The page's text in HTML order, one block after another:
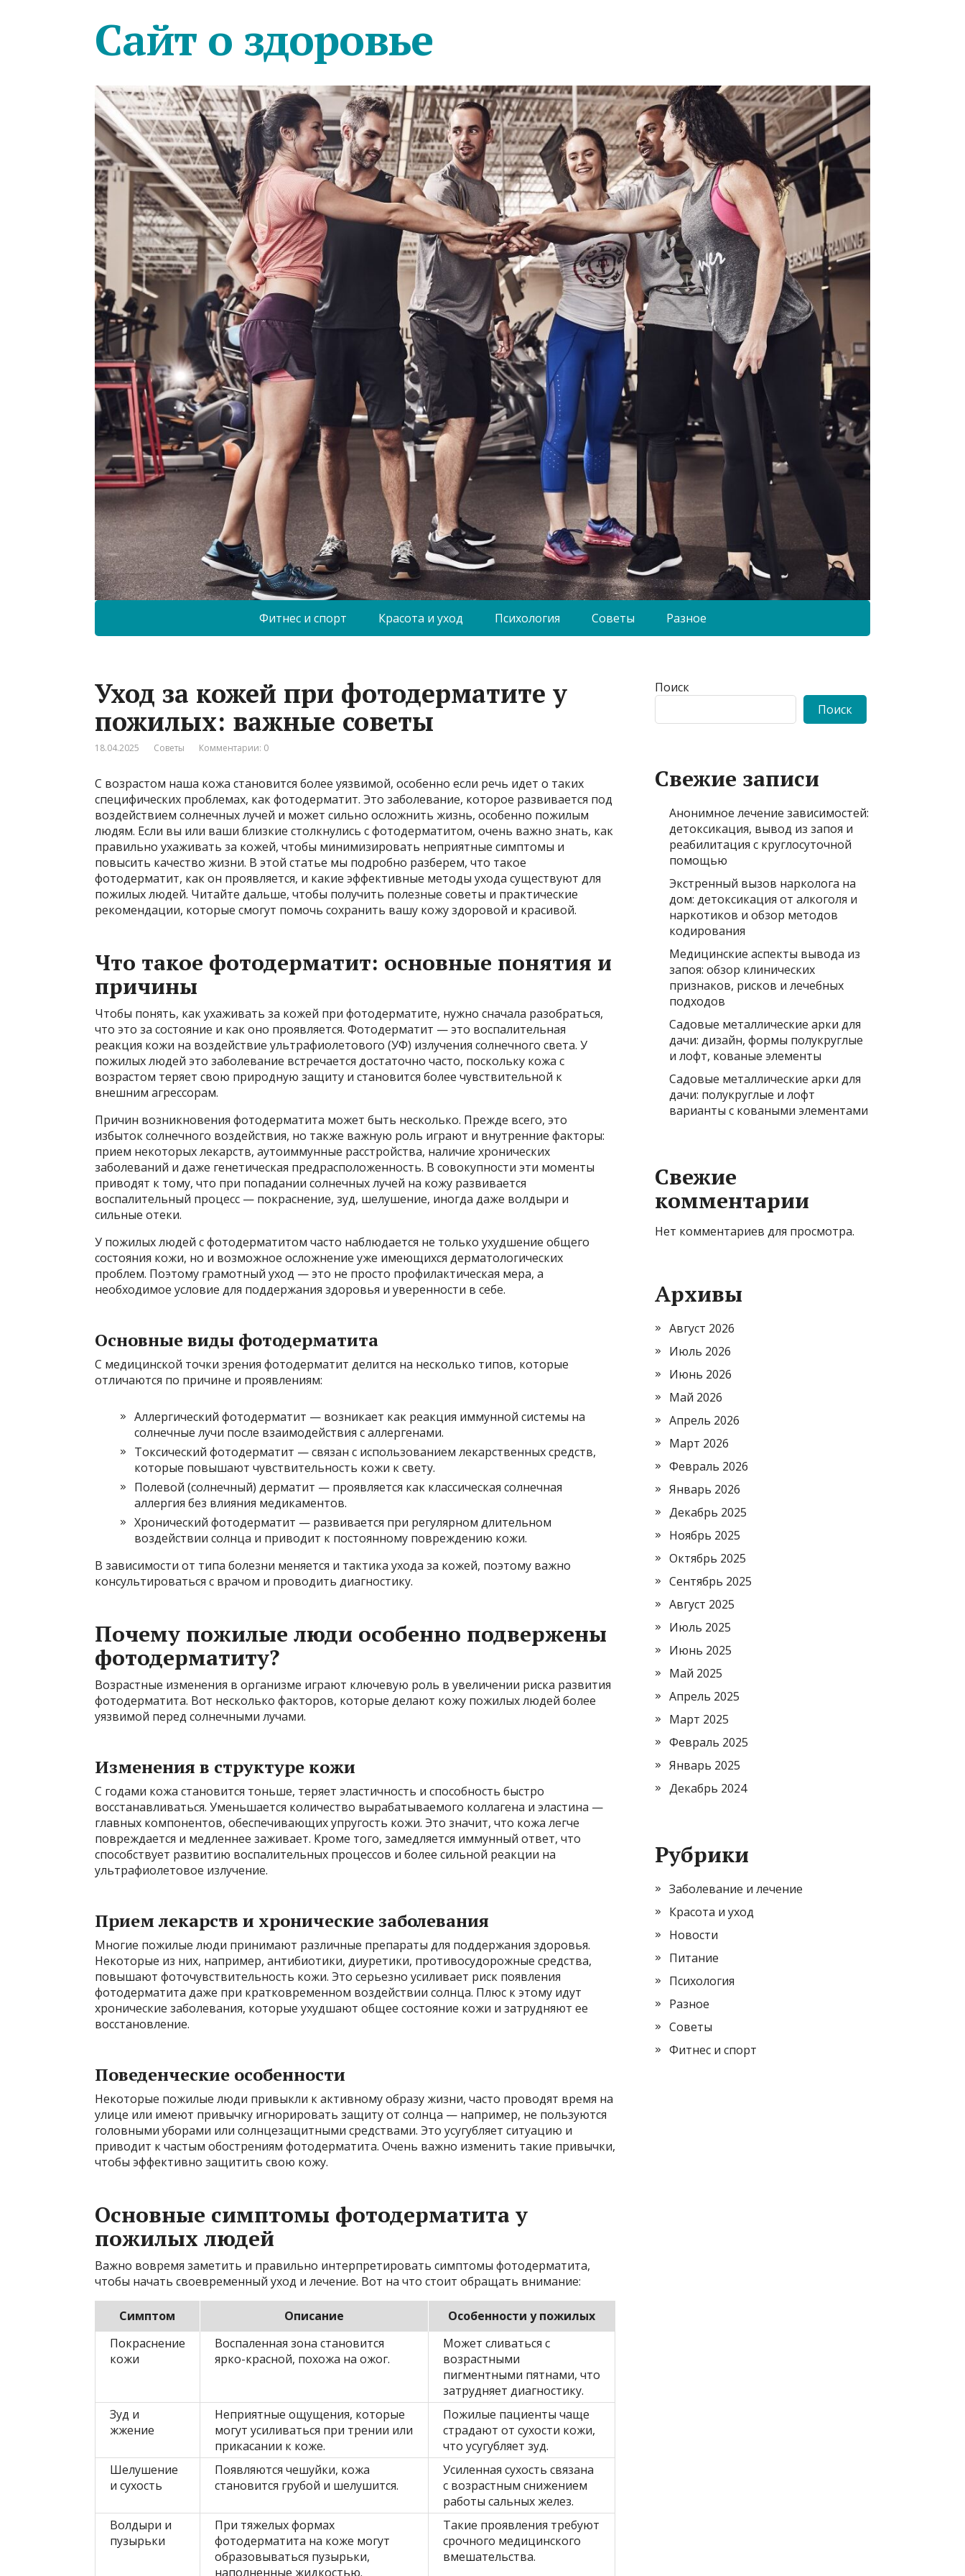
Сайт о здоровье
Фитнес и спорт Красота и уход Психология Советы Разное
Уход за кожей при фотодерматите у
пожилых: важные советы
18.04.2025 Советы Комментарии: 0
С возрастом наша кожа становится более уязвимой, особенно если речь идет о таких
специфических проблемах, как фотодерматит. Это заболевание, которое развивается под
воздействием солнечных лучей и может сильно осложнить жизнь, особенно пожилым
людям. Если вы или ваши близкие столкнулись с фотодерматитом, очень важно знать, как
правильно ухаживать за кожей, чтобы минимизировать неприятные симптомы и
повысить качество жизни. В этой статье мы подробно разберем, что такое
фотодерматит, как он проявляется, и какие эффективные методы ухода существуют для
пожилых людей. Читайте дальше, чтобы получить полезные советы и практические
рекомендации, которые смогут помочь сохранить вашу кожу здоровой и красивой.
Что такое фотодерматит: основные понятия и
причины
Чтобы понять, как ухаживать за кожей при фотодерматите, нужно сначала разобраться,
что это за состояние и как оно проявляется. Фотодерматит — это воспалительная
реакция кожи на воздействие ультрафиолетового (УФ) излучения солнечного света. У
пожилых людей это заболевание встречается достаточно часто, поскольку кожа с
возрастом теряет свою природную защиту и становится более чувствительной к
внешним агрессорам.
Причин возникновения фотодерматита может быть несколько. Прежде всего, это
избыток солнечного воздействия, но также важную роль играют и внутренние факторы:
прием некоторых лекарств, аутоиммунные расстройства, наличие хронических
заболеваний и даже генетическая предрасположенность. В совокупности эти моменты
приводят к тому, что при попадании солнечных лучей на кожу развивается
воспалительный процесс — покраснение, зуд, шелушение, иногда даже волдыри и
сильные отеки.
У пожилых людей с фотодерматитом часто наблюдается не только ухудшение общего
состояния кожи, но и возможное осложнение уже имеющихся дерматологических
проблем. Поэтому грамотный уход — это не просто профилактическая мера, а
необходимое условие для поддержания здоровья и уверенности в себе.
Основные виды фотодерматита
С медицинской точки зрения фотодерматит делится на несколько типов, которые
отличаются по причине и проявлениям:
Аллергический фотодерматит — возникает как реакция иммунной системы на
солнечные лучи после взаимодействия с аллергенами.
Токсический фотодерматит — связан с использованием лекарственных средств,
которые повышают чувствительность кожи к свету.
Полевой (солнечный) дерматит — проявляется как классическая солнечная
аллергия без влияния медикаментов.
Хронический фотодерматит — развивается при регулярном длительном
воздействии солнца и приводит к постоянному повреждению кожи.
В зависимости от типа болезни меняется и тактика ухода за кожей, поэтому важно
консультироваться с врачом и проводить диагностику.
Почему пожилые люди особенно подвержены
фотодерматиту?
Возрастные изменения в организме играют ключевую роль в увеличении риска развития
фотодерматита. Вот несколько факторов, которые делают кожу пожилых людей более
уязвимой перед солнечными лучами.
Изменения в структуре кожи
С годами кожа становится тоньше, теряет эластичность и способность быстро
восстанавливаться. Уменьшается количество вырабатываемого коллагена и эластина —
главных компонентов, обеспечивающих упругость кожи. Это значит, что кожа легче
повреждается и медленнее заживает. Кроме того, замедляется иммунный ответ, что
способствует развитию воспалительных процессов и более сильной реакции на
ультрафиолетовое излучение.
Прием лекарств и хронические заболевания
Многие пожилые люди принимают различные препараты для поддержания здоровья.
Некоторые из них, например, антибиотики, диуретики, противосудорожные средства,
повышают фоточувствительность кожи. Это серьезно усиливает риск появления
фотодерматита даже при кратковременном воздействии солнца. Плюс к этому идут
хронические заболевания, которые ухудшают общее состояние кожи и затрудняют ее
восстановление.
Поведенческие особенности
Некоторые пожилые люди привыкли к активному образу жизни, часто проводят время на
улице или имеют привычку игнорировать защиту от солнца — например, не пользуются
головными уборами или солнцезащитными средствами. Это усугубляет ситуацию и
приводит к частым обострениям фотодерматита. Очень важно изменить такие привычки,
чтобы эффективно защитить свою кожу.
Основные симптомы фотодерматита у
пожилых людей
Важно вовремя заметить и правильно интерпретировать симптомы фотодерматита,
чтобы начать своевременный уход и лечение. Вот на что стоит обращать внимание:
Симптом Описание
Особенности у пожилых
Покраснение
кожи
Воспаленная зона становится
ярко-красной, похожа на ожог.
Может сливаться с
возрастными
пигментными пятнами, что
затрудняет диагностику.
Зуд и
жжение
Неприятные ощущения, которые
могут усиливаться при трении или
прикасании к коже.
Пожилые пациенты чаще
страдают от сухости кожи,
что усугубляет зуд.
Шелушение
и сухость
Появляются чешуйки, кожа
становится грубой и шелушится.
Усиленная сухость связана
с возрастным снижением
работы сальных желез.
Волдыри и
пузырьки
При тяжелых формах
фотодерматита на коже могут
образовываться пузырьки,
наполненные жидкостью.
Такие проявления требуют
срочного медицинского
вмешательства.
Поиск
Поиск
Свежие записи
Анонимное лечение зависимостей:
детоксикация, вывод из запоя и
реабилитация с круглосуточной
помощью
Экстренный вызов нарколога на
дом: детоксикация от алкоголя и
наркотиков и обзор методов
кодирования
Медицинские аспекты вывода из
запоя: обзор клинических
признаков, рисков и лечебных
подходов
Садовые металлические арки для
дачи: дизайн, формы полукруглые
и лофт, кованые элементы
Садовые металлические арки для
дачи: полукруглые и лофт
варианты с коваными элементами
Свежие
комментарии
Нет комментариев для просмотра.
Архивы
Август 2026
Июль 2026
Июнь 2026
Май 2026
Апрель 2026
Март 2026
Февраль 2026
Январь 2026
Декабрь 2025
Ноябрь 2025
Октябрь 2025
Сентябрь 2025
Август 2025
Июль 2025
Июнь 2025
Май 2025
Апрель 2025
Март 2025
Февраль 2025
Январь 2025
Декабрь 2024
Рубрики
Заболевание и лечение
Красота и уход
Новости
Питание
Психология
Разное
Советы
Фитнес и спорт